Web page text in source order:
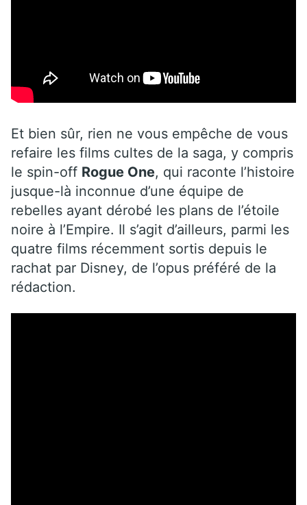
Et bien sûr, rien ne vous empêche de vous
refaire les films cultes de la saga, y compris
le spin-off Rogue One, qui raconte l’histoire
jusque-là inconnue d’une équipe de
rebelles ayant dérobé les plans de l’étoile
noire à l’Empire. Il s’agit d’ailleurs, parmi les
quatre films récemment sortis depuis le
rachat par Disney, de l’opus préféré de la
rédaction.